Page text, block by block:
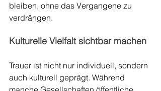
bleiben, ohne das Vergangene zu
verdrängen.
Kulturelle Vielfalt sichtbar machen
Trauer ist nicht nur individuell, sondern
auch kulturell geprägt. Während